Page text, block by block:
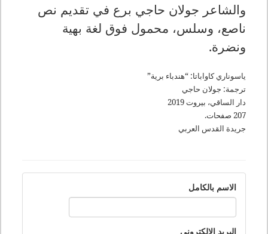
والشاعر جولان حاجي برع في تقديم نص
ناصع، وسلس، محمول فوق لغة بهية
ونضرة.
ياسوناري كاواباتا: “هندباء برية”
ترجمة: جولان حاجي
دار الساقي، بيروت 2019
207 صفحات.
جريدة القدس العربي
الاسم بالكامل
البريد الالكتروني